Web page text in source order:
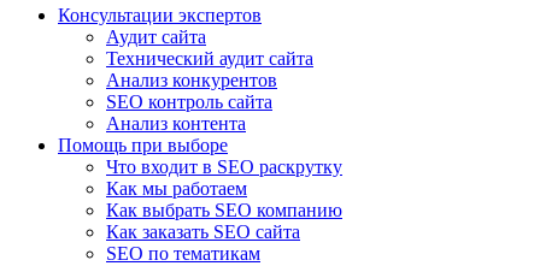
Консультации экспертов
Аудит сайта
Технический аудит сайта
Анализ конкурентов
SEO контроль сайта
Анализ контента
Помощь при выборе
Что входит в SEO раскрутку
Как мы работаем
Как выбрать SEO компанию
Как заказать SEO сайта
SEO по тематикам